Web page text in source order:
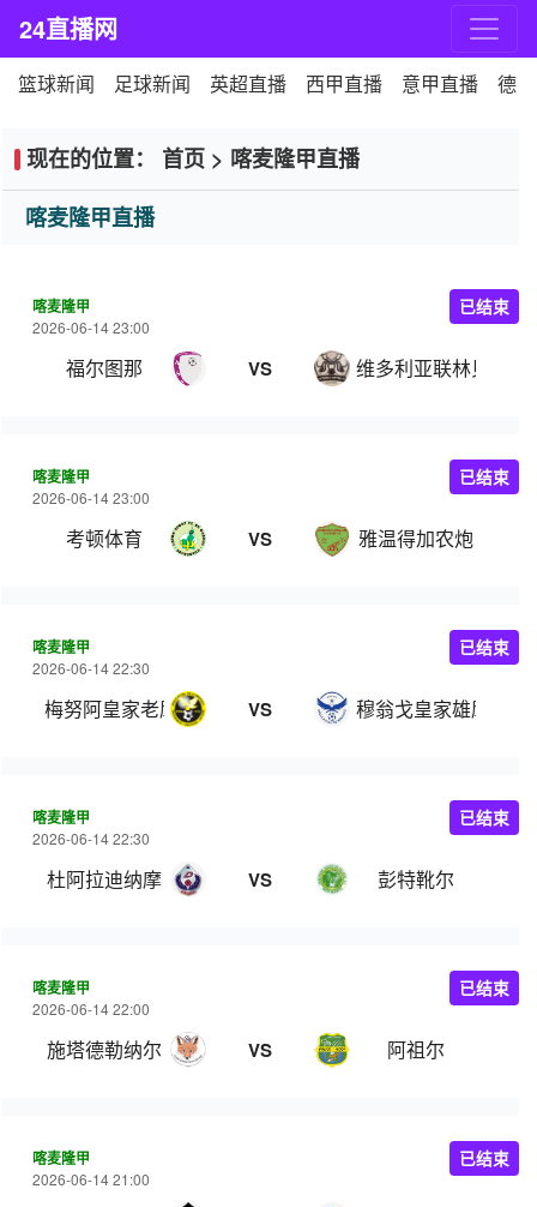
24直播网
篮球新闻 足球新闻 英超直播 西甲直播 意甲直播 德
现在的位置： 首页 > 喀麦隆甲直播
喀麦隆甲直播
喀麦隆甲
2026-06-14 23:00
福尔图那 VS 维多利亚联林贝
已结束
喀麦隆甲
2026-06-14 23:00
考顿体育 VS 雅温得加农炮
已结束
喀麦隆甲
2026-06-14 22:30
梅努阿皇家老鹰 VS 穆翁戈皇家雄鹰
已结束
喀麦隆甲
2026-06-14 22:30
杜阿拉迪纳摩 VS 彭特靴尔
已结束
喀麦隆甲
2026-06-14 22:00
施塔德勒纳尔 VS 阿祖尔
已结束
喀麦隆甲
2026-06-14 21:00
已结束